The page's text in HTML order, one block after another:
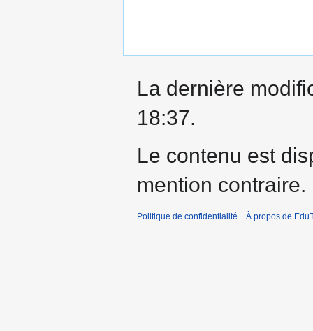
La dernière
18:37.
Le contenu est
mention contraire.
Politique de confidentialité À propos de